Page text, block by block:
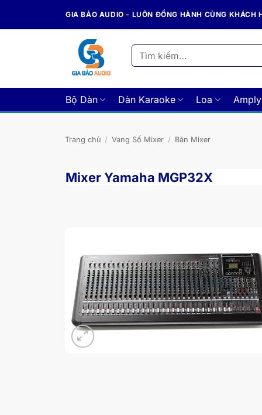
GIA BẢO AUDIO - LUÔN ĐỒNG HÀNH CÙNG KHÁCH
Tìm
kiếm:
Bộ Dàn Dàn Karaoke Loa Amply
Trang chủ / Vang Số Mixer / Bàn Mixer
Mixer Yamaha MGP32X